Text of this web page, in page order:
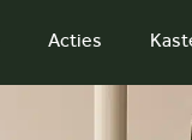
Acties